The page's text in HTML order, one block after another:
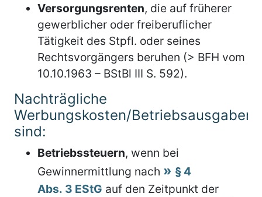
Versorgungsrenten, die auf früherer
gewerblicher oder freiberuflicher
Tätigkeit des Stpfl. oder seines
Rechtsvorgängers beruhen (> BFH vom
10.10.1963 – BStBl III S. 592).
Nachträgliche
Werbungskosten/Betriebsausgaben
sind:
Betriebssteuern, wenn bei
Gewinnermittlung nach
§ 4
Abs. 3 EStG auf den Zeitpunkt der